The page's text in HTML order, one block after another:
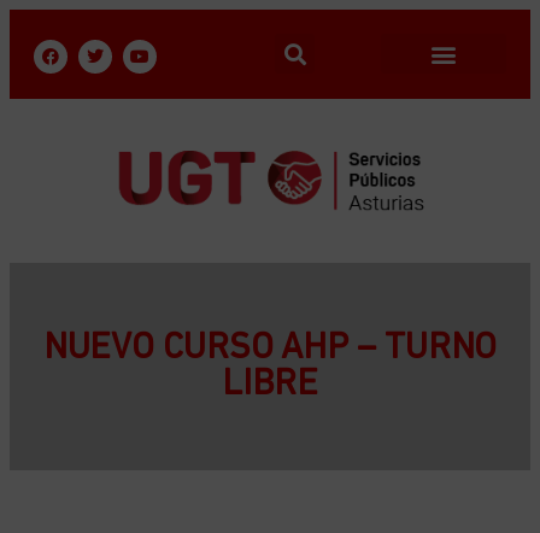
NUEVO CURSO AHP – TURNO
LIBRE